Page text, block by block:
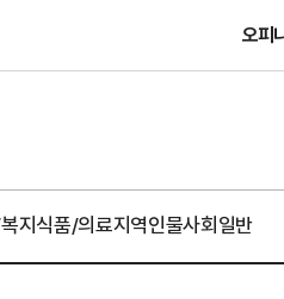
오피
지식품/의료지역인물사회일반